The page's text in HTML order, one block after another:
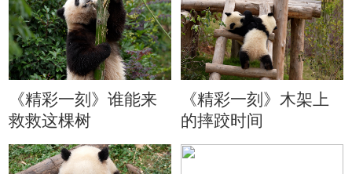
《精彩一刻》谁能来
救救这棵树
《精彩一刻》木架上
的摔跤时间